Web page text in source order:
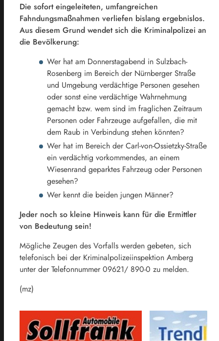
Die sofort eingeleiteten, umfangreichen
Fahndungsmaßnahmen verliefen bislang ergebnislos.
Aus diesem Grund wendet sich die Kriminalpolizei an
die Bevölkerung:
Wer hat am Donnerstagabend in Sulzbach-
Rosenberg im Bereich der Nürnberger Straße
und Umgebung verdächtige Personen gesehen
oder sonst eine verdächtige Wahrnehmung
gemacht bzw. wem sind im fraglichen Zeitraum
Personen oder Fahrzeuge aufgefallen, die mit
dem Raub in Verbindung stehen könnten?
Wer hat im Bereich der Carl-von-Ossietzky-Straße
ein verdächtig vorkommendes, an einem
Wiesenrand geparktes Fahrzeug oder Personen
gesehen?
Wer kennt die beiden jungen Männer?
Jeder noch so kleine Hinweis kann für die Ermittler
von Bedeutung sein!
Mögliche Zeugen des Vorfalls werden gebeten, sich
telefonisch bei der Kriminalpolizeiinspektion Amberg
unter der Telefonnummer 09621/ 890-0 zu melden.
(mz)